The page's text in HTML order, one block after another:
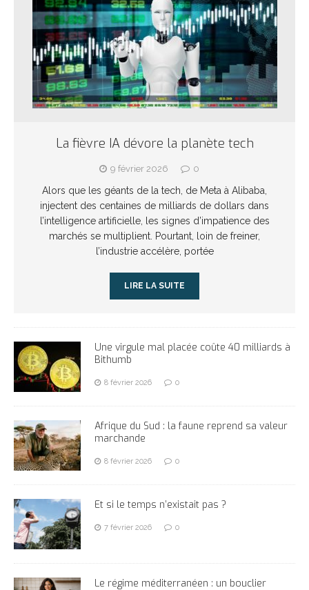
La fièvre IA dévore la planète tech
9 février 2026 0
Alors que les géants de la tech, de Meta à Alibaba,
injectent des centaines de milliards de dollars dans
l’intelligence artificielle, les signes d’impatience des
marchés se multiplient. Pourtant, loin de freiner,
l’industrie accélère, portée
LIRE LA SUITE
Une virgule mal placée coûte 40 milliards à
Bithumb
8 février 2026 0
Afrique du Sud : la faune reprend sa valeur
marchande
8 février 2026 0
Et si le temps n’existait pas ?
7 février 2026 0
Le régime méditerranéen : un bouclier